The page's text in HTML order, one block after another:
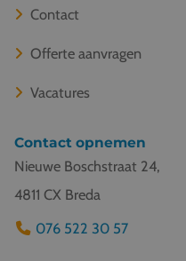
Contact
Offerte aanvragen
Vacatures
Contact opnemen
Nieuwe Boschstraat 24,
4811 CX Breda
076 522 30 57